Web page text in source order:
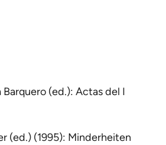
Barquero (ed.): Actas del I
(ed.) (1995): Minderheiten